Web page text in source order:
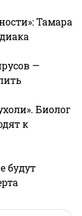
Тамара
—
Биолог
к
будут